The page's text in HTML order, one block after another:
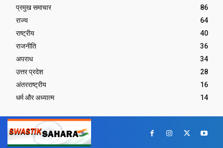
प्रमुख समाचार‎
86
राज्य
64
राष्ट्रीय
40
राजनीति
36
अपराध
34
उत्तर प्रदेश
28
अंतरराष्ट्रीय
16
धर्म और अध्यात्म
14